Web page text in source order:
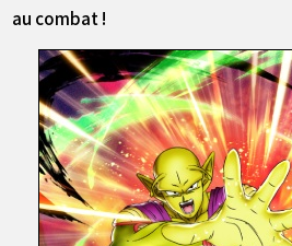
au combat !